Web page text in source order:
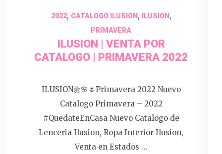
2022, CATALOGO ILUSION, ILUSION,
PRIMAVERA
ILUSION | VENTA POR
CATALOGO | PRIMAVERA 2022
ILUSION🌼🌸🌷Primavera 2022 Nuevo
Catalogo Primavera – 2022
#QuedateEnCasa Nuevo Catalogo de
Lenceria Ilusion, Ropa Interior Ilusion,
Venta en Estados …